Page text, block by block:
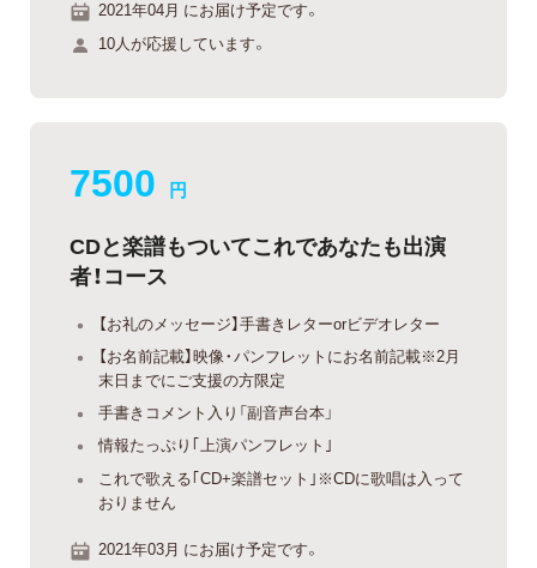
2021年04月 にお届け予定です。
10人が応援しています。
7500 円
CDと楽譜もついてこれであなたも出演
者！コース
【お礼のメッセージ】手書きレターorビデオレター
【お名前記載】映像・パンフレットにお名前記載※2月
末日までにご支援の方限定
手書きコメント入り「副音声台本」
情報たっぷり｢上演パンフレット｣
これで歌える｢CD+楽譜セット｣※CDに歌唱は入って
おりません
2021年03月 にお届け予定です。